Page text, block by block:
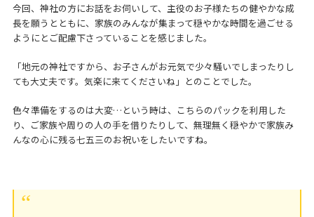
今回、神社の方にお話をお伺いして、主役のお子様たちの健やかな成
長を願うとともに、家族のみんなが集まって穏やかな時間を過ごせる
ようにとご配慮下さっていることを感じました。
「地元の神社ですから、お子さんがお元気で少々騒いでしまったりし
ても大丈夫です。気楽に来てくださいね」とのことでした。
色々準備をするのは大変…という時は、こちらのパックを利用した
り、ご家族や周りの人の手を借りたりして、無理無く穏やかで家族み
んなの心に残る七五三のお祝いをしたいですね。